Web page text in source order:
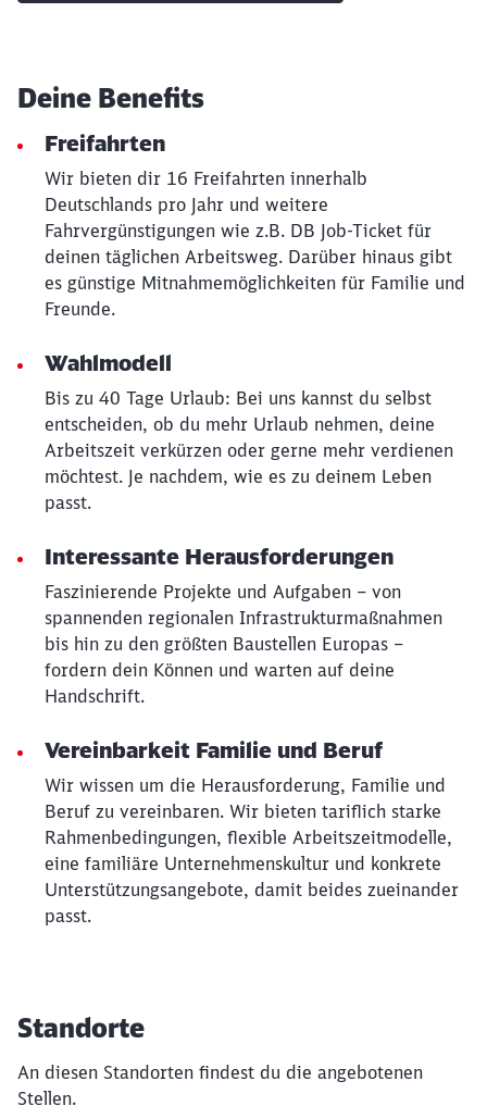
Deine Benefits
Freifahrten
Wir bieten dir 16 Freifahrten innerhalb
Deutschlands pro Jahr und weitere
Fahrvergünstigungen wie z.B. DB Job-Ticket für
deinen täglichen Arbeitsweg. Darüber hinaus gibt
es günstige Mitnahmemöglichkeiten für Familie und
Freunde.
Wahlmodell
Bis zu 40 Tage Urlaub: Bei uns kannst du selbst
entscheiden, ob du mehr Urlaub nehmen, deine
Arbeitszeit verkürzen oder gerne mehr verdienen
möchtest. Je nachdem, wie es zu deinem Leben
passt.
Interessante Herausforderungen
Faszinierende Projekte und Aufgaben – von
spannenden regionalen Infrastrukturmaßnahmen
bis hin zu den größten Baustellen Europas –
fordern dein Können und warten auf deine
Handschrift.
Vereinbarkeit Familie und Beruf
Wir wissen um die Herausforderung, Familie und
Beruf zu vereinbaren. Wir bieten tariflich starke
Rahmenbedingungen, flexible Arbeitszeitmodelle,
eine familiäre Unternehmenskultur und konkrete
Unterstützungsangebote, damit beides zueinander
passt.
Standorte
An diesen Standorten findest du die angebotenen
Stellen.